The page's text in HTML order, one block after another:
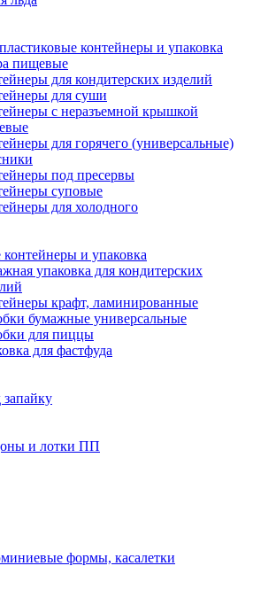
контейнеры и упаковка
пищевые
для кондитерских изделий
для суши
с неразъемной крышкой
для горячего (универсальные)
под пресервы
суповые
для холодного
и упаковка
упаковка для кондитерских
крафт, ламинированные
бумажные универсальные
для пиццы
для фастфуда
и лотки ПП
формы, касалетки